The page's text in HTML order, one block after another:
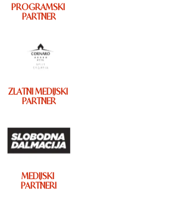
PROGRAMSKI
PARTNER
ZLATNI MEDIJSKI
PARTNER
MEDIJSKI
PARTNERI